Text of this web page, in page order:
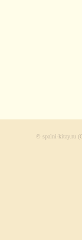
© spalni-kitay.ru